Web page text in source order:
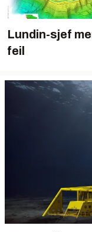
Lundin-sjef
feil